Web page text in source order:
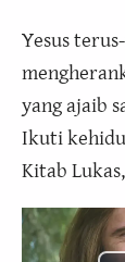
Yesus
yang ajaib
Ikuti
Kitab